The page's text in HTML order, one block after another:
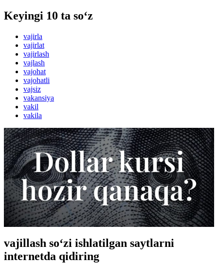
Keyingi 10 ta so‘z
vajirla
vajirlat
vajirlash
vajlash
vajohat
vajohatli
vajsiz
vakansiya
vakil
vakila
vajillash so‘zi ishlatilgan saytlarni
internetda qidiring